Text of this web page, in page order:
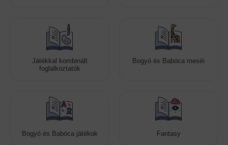
Játékkal kombinált
foglalkoztatók
Bogyó és Babóca meséi
Bogyó és Babóca játékok Fantasy